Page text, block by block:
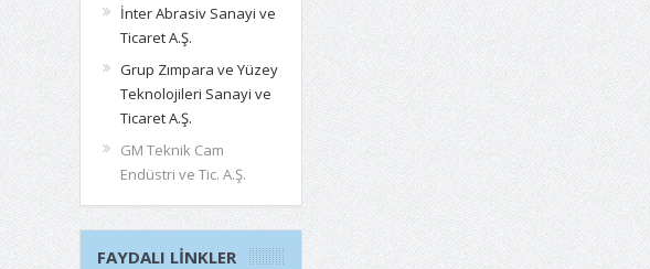
İnter Abrasiv Sanayi ve
Ticaret A.Ş.
Grup Zımpara ve Yüzey
Teknolojileri Sanayi ve
Ticaret A.Ş.
GM Teknik Cam
Endüstri ve Tic. A.Ş.
FAYDALI LINKLER